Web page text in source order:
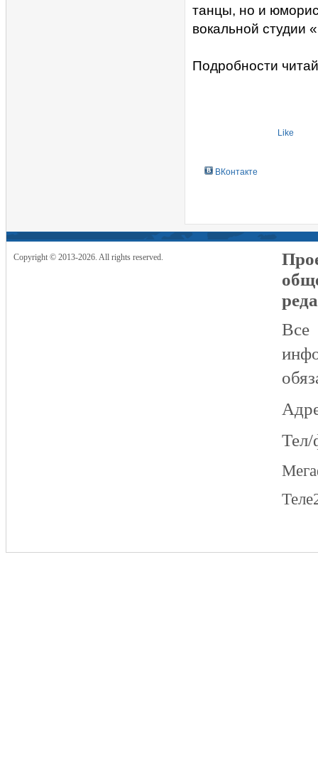
танцы, но и
вокальной студии
Подробности
Like
ВКонтакте
Copyright © 2013-2026. All rights reserved.